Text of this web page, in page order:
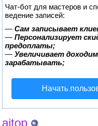
Чат-бот для мастеров и
ведение записей:
— Сам записывает
— Персонализирует
предоплаты;
— Увеличивает
зарабатывать;
Начать
aitop